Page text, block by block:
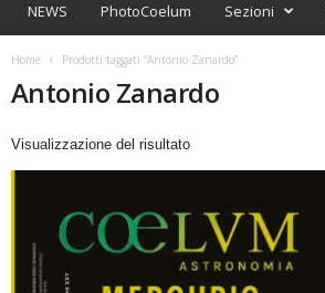
m
t
o
n
o
m
NEWS PhotoCoelum Sezioni
Home Prodotti taggati “Antonio Zanardo”
Antonio Zanardo
Visualizzazione del risultato